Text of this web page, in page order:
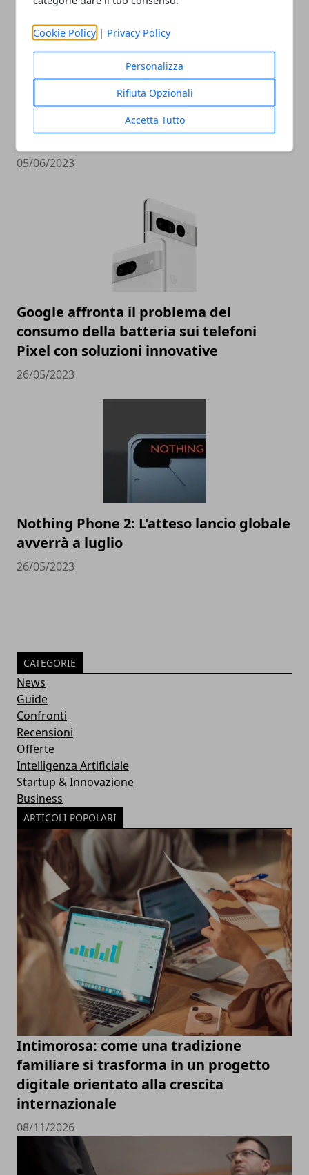
Cookie Policy | Privacy Policy
Personalizza
Rifiuta Opzionali
Accetta Tutto
Ricche anticipazioni sul Tensor G3 di
Pixel 8
05/06/2023
Google affronta il problema del
consumo della batteria sui telefoni
Pixel con soluzioni innovative
26/05/2023
Nothing Phone 2: L'atteso lancio globale
avverrà a luglio
26/05/2023
CATEGORIE
News
Guide
Confronti
Recensioni
Offerte
Intelligenza Artificiale
Startup & Innovazione
Business
ARTICOLI POPOLARI
Intimorosa: come una tradizione
familiare si trasforma in un progetto
digitale orientato alla crescita
internazionale
08/11/2026